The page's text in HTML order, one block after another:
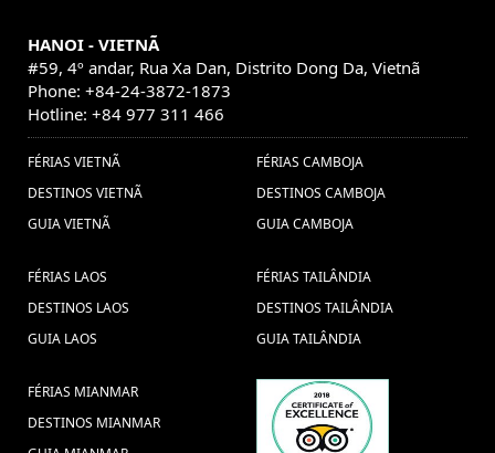
HANOI - VIETNÃ
#59, 4º andar, Rua Xa Dan, Distrito Dong Da, Vietnã
Phone: +84-24-3872-1873
Hotline: +84 977 311 466
FÉRIAS VIETNÃ
DESTINOS VIETNÃ
GUIA VIETNÃ
FÉRIAS CAMBOJA
DESTINOS CAMBOJA
GUIA CAMBOJA
FÉRIAS LAOS
DESTINOS LAOS
GUIA LAOS
FÉRIAS TAILÂNDIA
DESTINOS TAILÂNDIA
GUIA TAILÂNDIA
FÉRIAS MIANMAR
DESTINOS MIANMAR